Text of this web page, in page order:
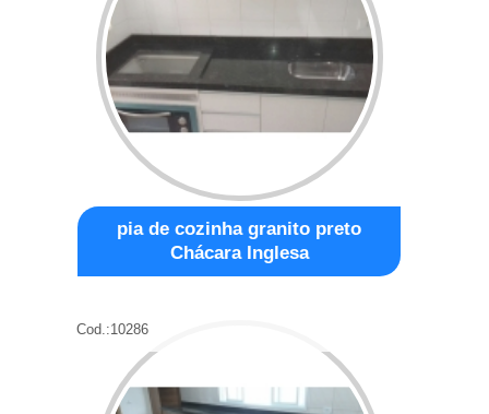
pia de cozinha granito preto
Chácara Inglesa
Cod.:10286